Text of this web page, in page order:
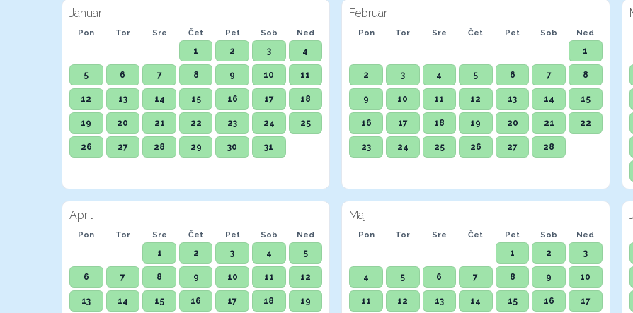
Januar
Pon Tor Sre Čet Pet Sob Ned
1 2 3 4
5 6 7 8 9 10 11
12 13 14 15 16 17 18
19 20 21 22 23 24 25
26 27 28 29 30 31
Februar
Pon Tor Sre Čet Pet Sob Ned
1
2 3 4 5 6 7 8
9 10 11 12 13 14 15
16 17 18 19 20 21 22
23 24 25 26 27 28
April
Pon Tor Sre Čet Pet Sob Ned
1 2 3 4 5
6 7 8 9 10 11 12
13 14 15 16 17 18 19
Maj
Pon Tor Sre Čet Pet Sob Ned
1 2 3
4 5 6 7 8 9 10
11 12 13 14 15 16 17